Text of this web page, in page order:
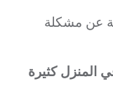
عن مشكلة
المنزل كثيرة